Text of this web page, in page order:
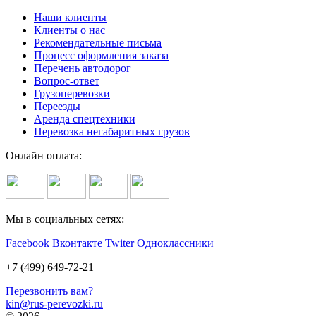
Наши клиенты
Клиенты о нас
Рекомендательные письма
Процесс оформления заказа
Перечень автодорог
Вопрос-ответ
Грузоперевозки
Переезды
Аренда спецтехники
Перевозка негабаритных грузов
Онлайн оплата:
Мы в социальных сетях:
Facebook Вконтакте Twiter Одноклассники
+7 (499) 649-72-21
Перезвонить вам?
kin@rus-perevozki.ru